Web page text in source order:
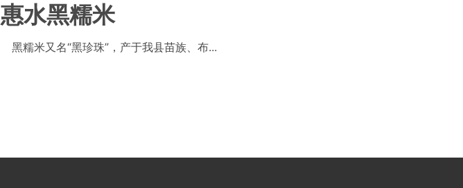
惠水黑糯米
黑糯米又名“黑珍珠”，产于我县苗族、布...